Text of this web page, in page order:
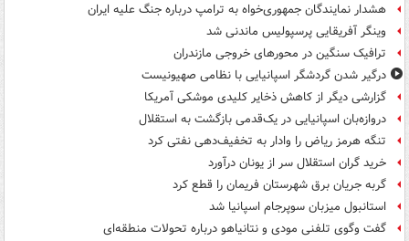
هشدار نمایندگان جمهوری‌خواه به ترامپ درباره جنگ علیه ایران
وینگر آفریقایی پرسپولیس ماندنی شد
ترافیک سنگین در محورهای خروجی مازندران
درگیر شدن گردشگر اسپانیایی با نظامی صهیونیست
گزارشی دیگر از کاهش ذخایر کلیدی موشکی آمریکا
دروازه‌بان اسپانیایی در یک‌قدمی بازگشت به استقلال
تنگه هرمز ریاض را وادار به تخفیف‌دهی نفتی کرد
خرید گران استقلال سر از یونان درآورد
گربه جریان برق شهرستان فریمان را قطع کرد
استانبول میزبان سوپرجام اسپانیا شد
گفت وگوی تلفنی مودی و نتانیاهو درباره تحولات منطقه‌ای